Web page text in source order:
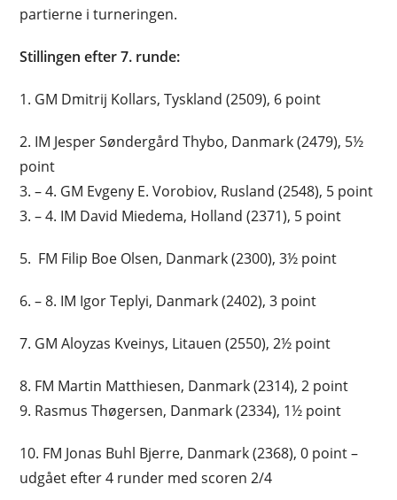
partierne i turneringen.
Stillingen efter 7. runde:
1. GM Dmitrij Kollars, Tyskland (2509), 6 point
2. IM Jesper Søndergård Thybo, Danmark (2479), 5½
point
3. – 4. GM Evgeny E. Vorobiov, Rusland (2548), 5 point
3. – 4. IM David Miedema, Holland (2371), 5 point
5. FM Filip Boe Olsen, Danmark (2300), 3½ point
6. – 8. IM Igor Teplyi, Danmark (2402), 3 point
7. GM Aloyzas Kveinys, Litauen (2550), 2½ point
8. FM Martin Matthiesen, Danmark (2314), 2 point
9. Rasmus Thøgersen, Danmark (2334), 1½ point
10. FM Jonas Buhl Bjerre, Danmark (2368), 0 point –
udgået efter 4 runder med scoren 2/4